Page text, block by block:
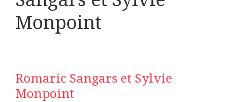
Monpoint
Romaric Sangars et Sylvie
Monpoint